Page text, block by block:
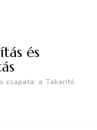
és
csapata: a Takarító